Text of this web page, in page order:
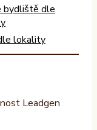
bydliště dle
lokality
Leadgen